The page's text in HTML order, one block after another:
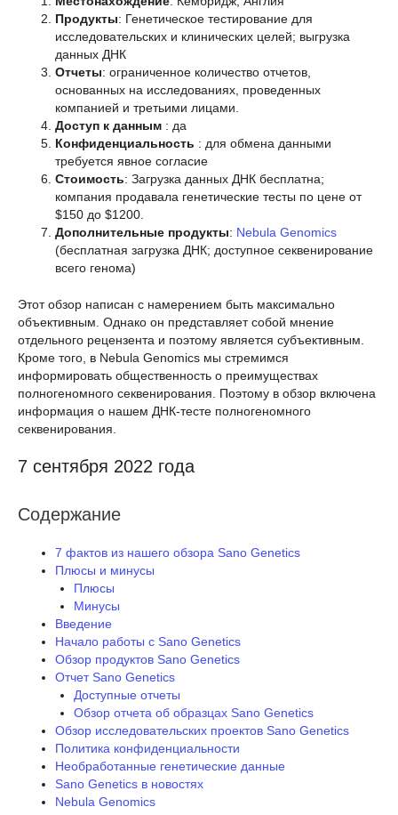
Продукты: Генетическое тестирование для
исследовательских и клинических целей; выгрузка
данных ДНК
Отчеты: ограниченное количество отчетов,
основанных на исследованиях, проведенных
компанией и третьими лицами.
Доступ к данным : да
Конфиденциальность : для обмена данными
требуется явное согласие
Стоимость: Загрузка данных ДНК бесплатна;
компания продавала генетические тесты по цене от
$150 до $1200.
Дополнительные продукты: Nebula Genomics
(бесплатная загрузка ДНК; доступное секвенирование
всего генома)
Этот обзор написан с намерением быть максимально
объективным. Однако он представляет собой мнение
отдельного рецензента и поэтому является субъективным.
Кроме того, в Nebula Genomics мы стремимся
информировать общественность о преимуществах
полногеномного секвенирования. Поэтому в обзор включена
информация о нашем ДНК-тесте полногеномного
секвенирования.
7 сентября 2022 года
Содержание
7 фактов из нашего обзора Sano Genetics
Плюсы и минусы
Плюсы
Минусы
Введение
Начало работы с Sano Genetics
Обзор продуктов Sano Genetics
Отчет Sano Genetics
Доступные отчеты
Обзор отчета об образцах Sano Genetics
Обзор исследовательских проектов Sano Genetics
Политика конфиденциальности
Необработанные генетические данные
Sano Genetics в новостях
Nebula Genomics